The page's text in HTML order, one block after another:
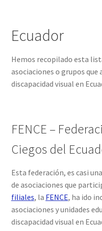
Ecuador
Hemos recopilado esta
asociaciones o grupos que
discapacidad visual en
FENCE –
Ciegos del
Esta federación, es casi
de asociaciones que
filiales, la FENCE, ha ido
asociaciones y unidades
discapacidad visual en